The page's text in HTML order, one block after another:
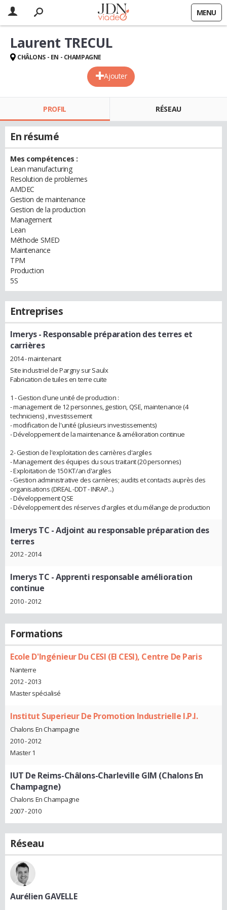
MENU
Ajouter
Laurent TRECUL
CHÂLONS - EN - CHAMPAGNE
PROFIL RÉSEAU
En résumé
Mes compétences :
Lean manufacturing
Resolution de problemes
AMDEC
Gestion de maintenance
Gestion de la production
Management
Lean
Méthode SMED
Maintenance
TPM
Production
5S
Entreprises
Imerys- Responsable préparation des terres et
carrières
2014 - maintenant
Site industriel de Pargny sur Saulx
Fabrication de tuiles en terre cuite
1 - Gestion d'une unité de production :
- management de 12 personnes, gestion, QSE, maintenance (4
techniciens) , investissement
- modification de l'unité (plusieurs investissements)
- Développement de la maintenance & amélioration continue
2- Gestion de l'exploitation des carrières d'argiles
- Management des équipes du sous traitant (20 personnes)
- Exploitation de 150 KT/an d'argiles
- Gestion administrative des carrières; audits et contacts auprès des
organisations (DREAL -DDT - INRAP...)
- Développement QSE
- Développement des réserves d'argiles et du mélange de production
Imerys TC - Adjoint au responsable préparation des
terres
2012 - 2014
Imerys TC - Apprenti responsable amélioration
continue
2010 - 2012
Formations
Ecole D'Ingénieur Du CESI (EI CESI), Centre De Paris
Nanterre
2012 - 2013
Master spécialisé
Institut Superieur De Promotion Industrielle I.P.I.
Chalons En Champagne
2010 - 2012
Master 1
IUT De Reims-Châlons-Charleville GIM (Chalons En
Champagne)
Chalons En Champagne
2007 - 2010
Réseau
Aurélien GAVELLE